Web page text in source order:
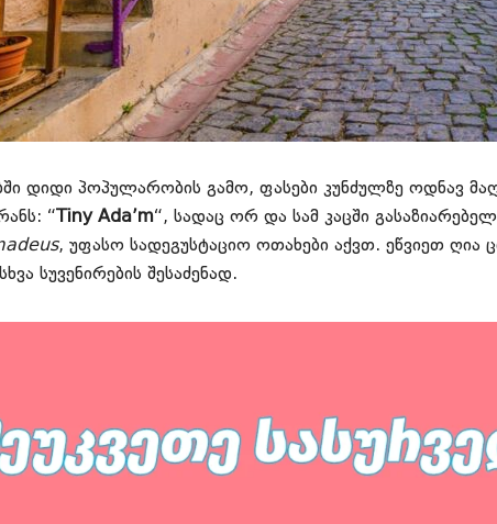
დიდი პოპულარობის გამო, ფასები კუნძულზე ოდნავ
“
Tiny Ada’m“, სადაც ორ და სამ კაცში
, უფასო სადეგუსტაციო ოთახები აქვთ. ეწვიეთ ღია
სუვენირების შესაძენად.